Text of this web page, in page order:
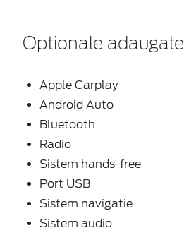
Optionale adaugate
Apple Carplay
Android Auto
Bluetooth
Radio
Sistem hands-free
Port USB
Sistem navigatie
Sistem audio